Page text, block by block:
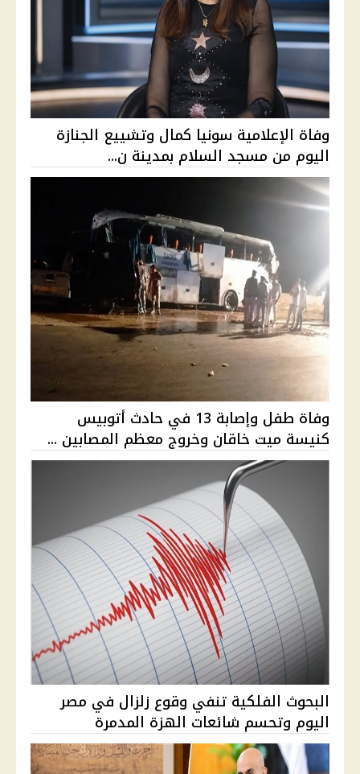
وفاة الإعلامية سونيا كمال وتشييع الجنازة
اليوم من مسجد السلام بمدينة ن...
وفاة طفل وإصابة 13 في حادث أتوبيس
كنيسة ميت خاقان وخروج معظم المصابين ...
البحوث الفلكية تنفي وقوع زلزال في مصر
اليوم وتحسم شائعات الهزة المدمرة